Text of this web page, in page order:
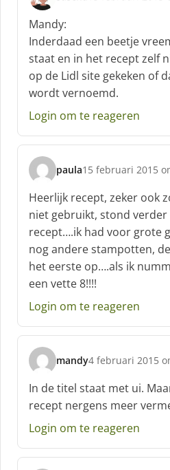
s
c
h
r
e
e
f
Mandy:
Inderdaad een beetje
staat en in het recept zelf
op de Lidl site gekeken of
wordt vernoemd.
Login om te reageren
paula
s
c
h
r
e
e
f
15 februari 2015
Heerlijk recept, zeker ook
niet gebruikt, stond
recept….ik had voor grote
nog andere stampotten,
het eerste op….als ik
een vette 8!!!!
Login om te reageren
mandy
s
c
h
r
e
f
4 februari 2015
In de titel staat met ui.
recept nergens meer
Login om te reageren